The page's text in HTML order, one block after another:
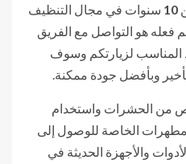
10 سنوات في مجال التنظيف
فعله هو التواصل مع الفريق
المناسب لزيارتكم وسوف
وبأفضل جودة ممكنة.
من الحشرات واستخدام
الخاصة للوصول إلى
والأجهزة الحديثة في